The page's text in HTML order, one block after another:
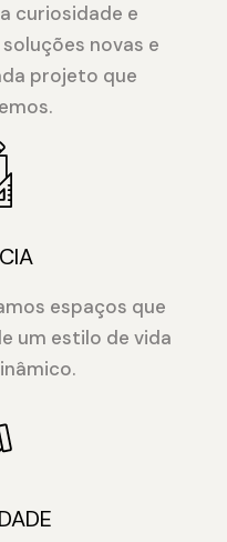
curiosidade e
novas e
projeto que
espaços que
um estilo de vida